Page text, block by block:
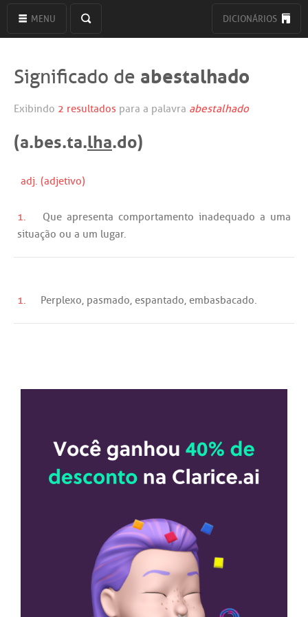
MENU DICIONÁRIOS
Significado de abestalhado
Exibindo 2 resultados para a palavra abestalhado
(a.bes.ta.lha.do)
adj. (adjetivo)
1. Que apresenta comportamento inadequado a uma
situação ou a um lugar.
1. Perplexo, pasmado, espantado, embasbacado.